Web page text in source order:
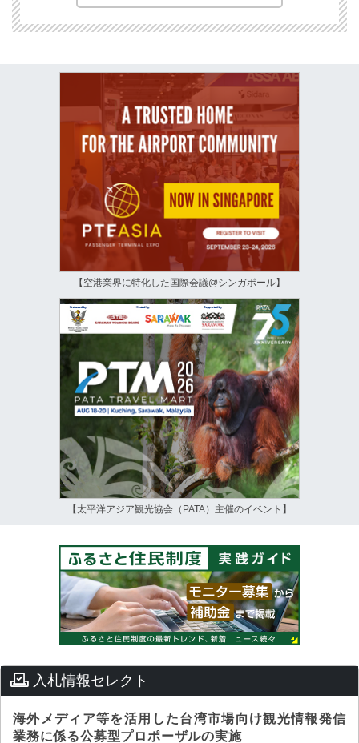
【空港業界に特化した国際会議@シンガポール】
【太平洋アジア観光協会（PATA）主催のイベント】
入札情報セレクト
海外メディア等を活用した台湾市場向け観光情報発信
業務に係る公募型プロポーザルの実施